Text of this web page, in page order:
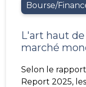
Bourse/
L'art haut
marché
Selon le
Report 2025,